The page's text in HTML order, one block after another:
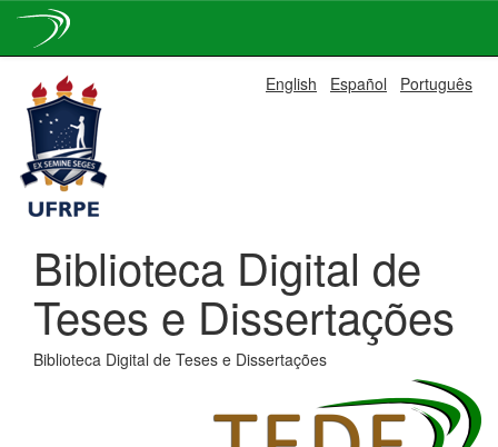
navigation
English Español Português
Biblioteca Digital de
Teses e Dissertações
Biblioteca Digital de Teses e Dissertações